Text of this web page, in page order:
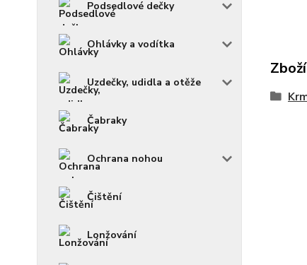
Podsedlové dečky
Ohlávky a vodítka
Uzdečky, udidla a otěže
Čabraky
Ochrana nohou
Čištění
Lonžování